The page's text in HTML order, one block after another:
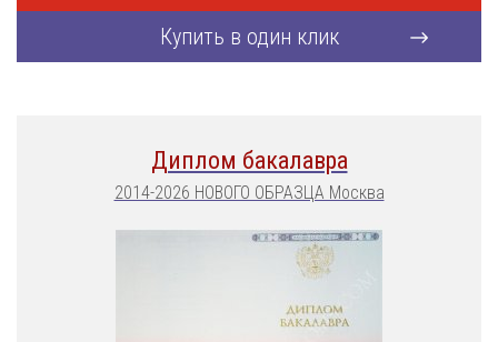
Купить в один клик
Диплом бакалавра
2014-2026 НОВОГО ОБРАЗЦА Москва